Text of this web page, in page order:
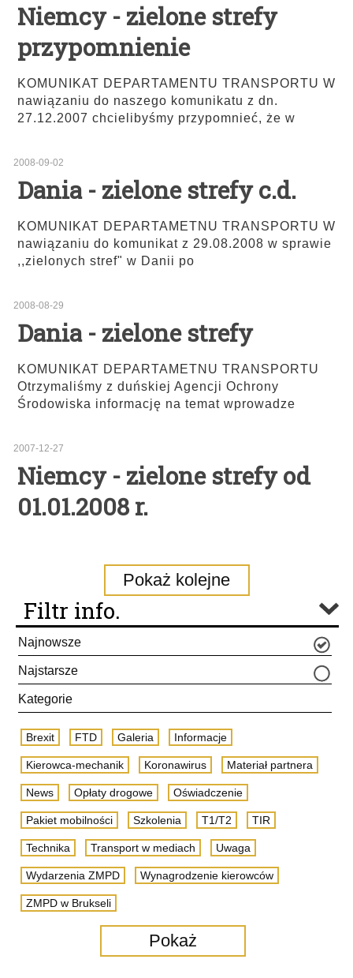
Niemcy - zielone strefy
przypomnienie
KOMUNIKAT DEPARTAMENTU TRANSPORTU W
nawiązaniu do naszego komunikatu z dn.
27.12.2007 chcielibyśmy przypomnieć, że w
2008-09-02
Dania - zielone strefy c.d.
KOMUNIKAT DEPARTAMETNU TRANSPORTU W
nawiązaniu do komunikat z 29.08.2008 w sprawie
,,zielonych stref" w Danii po
2008-08-29
Dania - zielone strefy
KOMUNIKAT DEPARTAMETNU TRANSPORTU
Otrzymaliśmy z duńskiej Agencji Ochrony
Środowiska informację na temat wprowadze
2007-12-27
Niemcy - zielone strefy od
01.01.2008 r.
Pokaż kolejne
Filtr info.
Najnowsze
Najstarsze
Kategorie
Brexit FTD Galeria Informacje
Kierowca-mechanik Koronawirus Materiał partnera
News Opłaty drogowe Oświadczenie
Pakiet mobilności Szkolenia T1/T2 TIR
Technika Transport w mediach Uwaga
Wydarzenia ZMPD Wynagrodzenie kierowców
ZMPD w Brukseli
Pokaż